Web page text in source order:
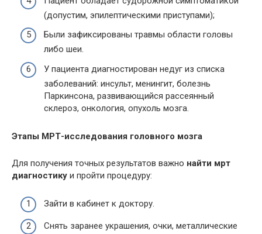
(допустим, эпилептическими приступами);
Были зафиксированы травмы области головы
либо шеи.
У пациента диагностирован недуг из списка
заболеваний: инсульт, менингит, болезнь
Паркинсона, развивающийся рассеянный
склероз, онкология, опухоль мозга.
Этапы МРТ-исследования головного мозга
Для получения точных результатов важно найти мрт
диагностику и пройти процедуру:
Зайти в кабинет к доктору.
Снять заранее украшения, очки, металлические